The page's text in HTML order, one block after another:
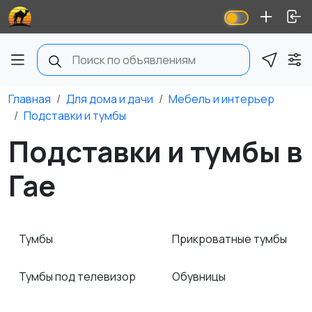
Главная Для дома и дачи
Мебель и интерьер
Подставки и тумбы
Подставки и тумбы в
Гае
Тумбы
Тумбы под телевизор
Прикроватные тумбы
Обувницы